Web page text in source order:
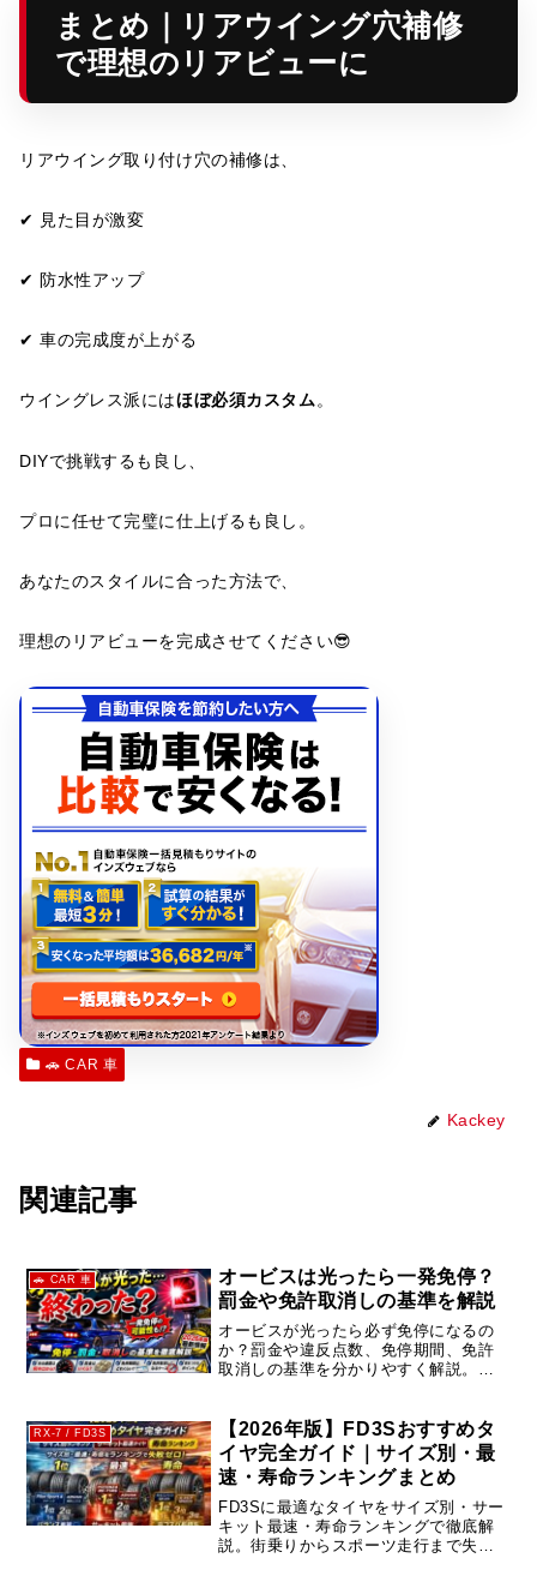
まとめ｜リアウイング穴補修
で理想のリアビューに
リアウイング取り付け穴の補修は、
✔ 見た目が激変
✔ 防水性アップ
✔ 車の完成度が上がる
ウイングレス派にはほぼ必須カスタム。
DIYで挑戦するも良し、
プロに任せて完璧に仕上げるも良し。
あなたのスタイルに合った方法で、
理想のリアビューを完成させてください😎
🚗 CAR 車
Kackey
関連記事
🚗 CAR 車
オービスは光ったら一発免停？
罰金や免許取消しの基準を解説
オービスが光ったら必ず免停になるの
か？罰金や違反点数、免停期間、免許
取消しの基準を分かりやすく解説。オ
ます。
RX-7 / FD3S
【2026年版】FD3Sおすすめタ
イヤ完全ガイド｜サイズ別・最
速・寿命ランキングまとめ
FD3Sに最適なタイヤをサイズ別・サー
キット最速・寿命ランキングで徹底解
説。街乗りからスポーツ走行まで失敗